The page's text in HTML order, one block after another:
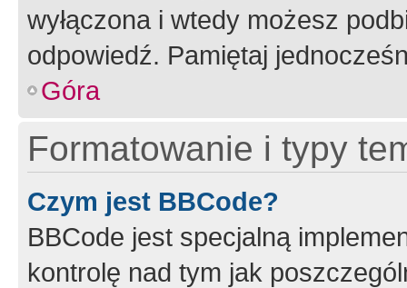
wyłączona i wtedy możesz
odpowiedź. Pamiętaj
Góra
Formatowanie i typy
Czym jest BBCode?
BBCode jest specjalną
kontrolę nad tym jak